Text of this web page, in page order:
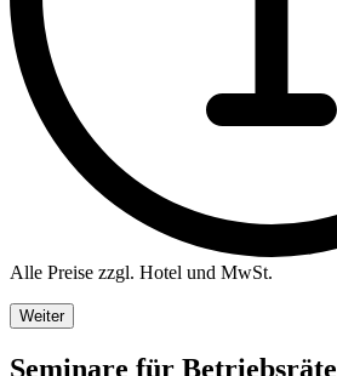
Alle Preise zzgl. Hotel und MwSt.
Weiter
Seminare für Betriebsräte